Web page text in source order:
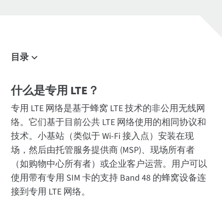
目录
专用 LTE 和 CBRS
为什么使用专用 LTE？
使用案例
Digi 可以提供帮助
什么是专用 LTE？
专用 LTE 网络是基于蜂窝 LTE 技术的非公用无线网
络。它们基于目前公共 LTE 网络使用的相同协议和
技术。小基站（类似于 Wi-Fi 接入点）安装在现
场，然后由托管服务提供商 (MSP)、现场所有者
（如购物中心所有者）或企业客户运营。用户可以
使用带有专用 SIM 卡的支持 Band 48 的蜂窝设备连
接到专用 LTE 网络。